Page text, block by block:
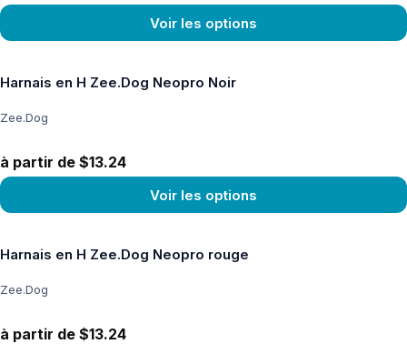
Voir les options
Harnais en H Zee.Dog Neopro Noir
Zee.Dog
à partir de $13.24
Voir les options
Harnais en H Zee.Dog Neopro rouge
Zee.Dog
à partir de $13.24